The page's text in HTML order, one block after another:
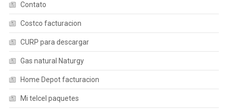
Contato
Costco facturacion
CURP para descargar
Gas natural Naturgy
Home Depot facturacion
Mi telcel paquetes